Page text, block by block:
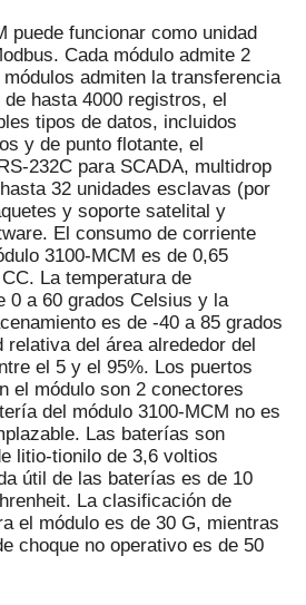
PLC de Allen Bradley
PLC fue fundada en
puede funcionar como unidad
Cada módulo admite 2
admiten la transferencia
hasta 4000 registros, el
tipos de datos, incluidos
y de punto flotante, el
232C para SCADA, multidrop
32 unidades esclavas (por
y soporte satelital y
El consumo de corriente
3100-MCM es de 0,65
La temperatura de
0 a 60 grados Celsius y la
es de -40 a 85 grados
relativa del área alrededor del
el 5 y el 95%. Los puertos
el módulo son 2 conectores
del módulo 3100-MCM no es
Las baterías son
litio-tionilo de 3,6 voltios
útil de las baterías es de 10
La clasificación de
el módulo es de 30 G, mientras
choque no operativo es de 50